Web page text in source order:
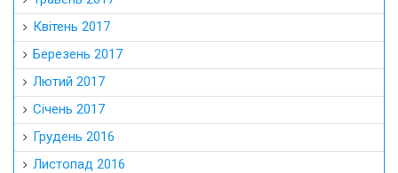
Квітень 2017
Березень 2017
Лютий 2017
Січень 2017
Грудень 2016
Листопад 2016